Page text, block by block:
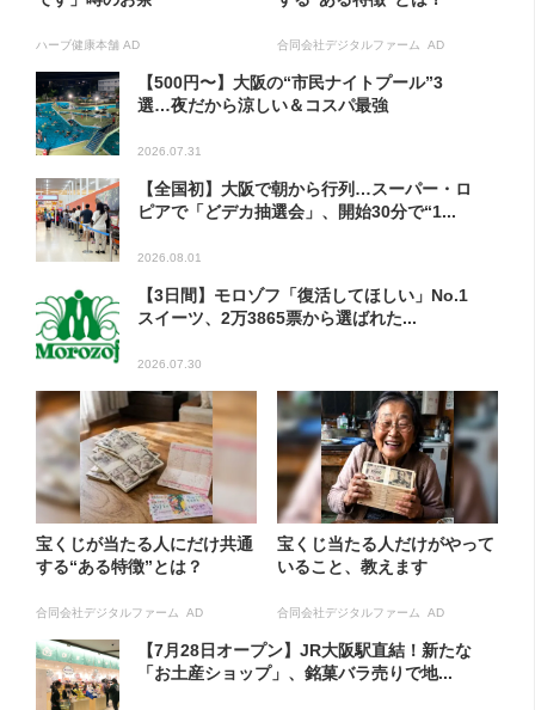
ハーブ健康本舗 AD 合同会社デジタルファーム AD
【500円〜】大阪の“市民ナイトプール”3
選…夜だから涼しい＆コスパ最強
2026.07.31
【全国初】大阪で朝から行列…スーパー・ロ
ピアで「どデカ抽選会」、開始30分で“1...
2026.08.01
【3日間】モロゾフ「復活してほしい」No.1
スイーツ、2万3865票から選ばれた...
2026.07.30
宝くじが当たる人にだけ共通
する“ある特徴”とは？
合同会社デジタルファーム AD
宝くじ当たる人だけがやって
いること、教えます
合同会社デジタルファーム AD
【7月28日オープン】JR大阪駅直結！新たな
「お土産ショップ」、銘菓バラ売りで地...